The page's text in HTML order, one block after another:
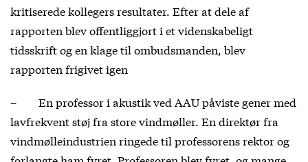
kritiserede kollegers resultater. Efter at dele af
rapporten blev offentliggjort i et videnskabeligt
tidsskrift og en klage til ombudsmanden, blev
rapporten frigivet igen
– En professor i akustik ved AAU påviste gener med
lavfrekvent støj fra store vindmøller. En direktør fra
vindmølleindustrien ringede til professorens rektor og